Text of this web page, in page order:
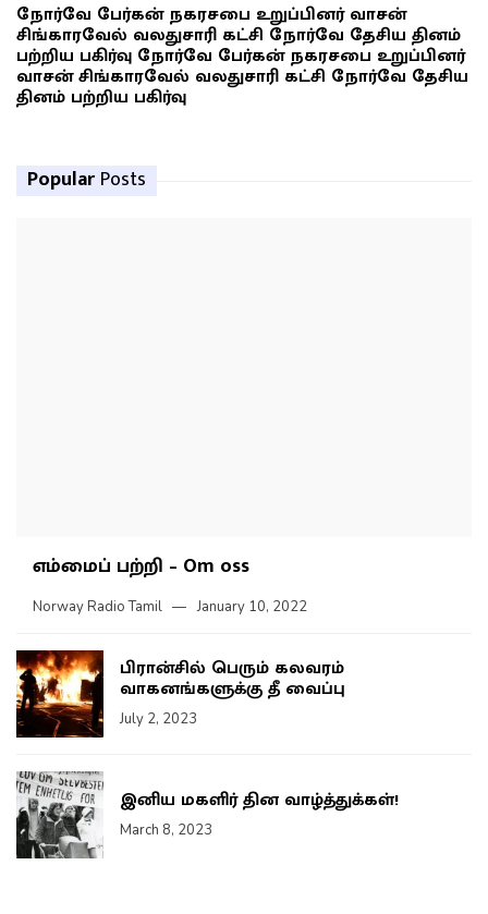
நோர்வே பேர்கன் நகரசபை உறுப்பினர் வாசன்
சிங்காரவேல் வலதுசாரி கட்சி நோர்வே தேசிய தினம்
பற்றிய பகிர்வு நோர்வே பேர்கன் நகரசபை உறுப்பினர்
வாசன் சிங்காரவேல் வலதுசாரி கட்சி நோர்வே தேசிய
தினம் பற்றிய பகிர்வு
Popular Posts
எம்மைப் பற்றி – Om oss
Norway Radio Tamil January 10, 2022
பிரான்சில் பெரும் கலவரம்
வாகனங்களுக்கு தீ வைப்பு
July 2, 2023
இனிய மகளிர் தின வாழ்த்துக்கள்!
March 8, 2023